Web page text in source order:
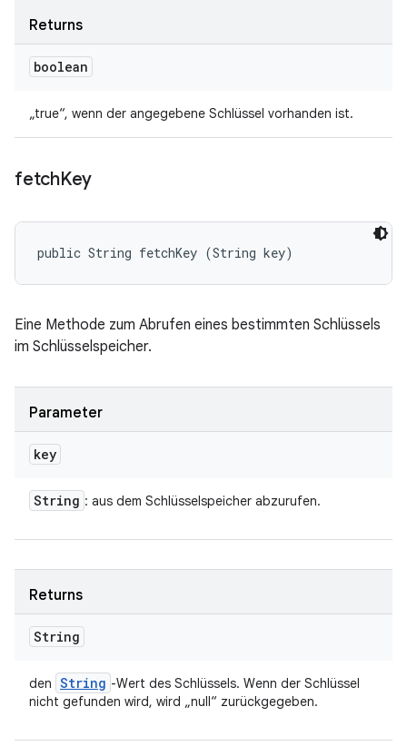
Returns
boolean
„true“, wenn der angegebene Schlüssel vorhanden ist.
fetchKey
public String fetchKey (String key)
Eine Methode zum Abrufen eines bestimmten Schlüssels
im Schlüsselspeicher.
Parameter
key
String : aus dem Schlüsselspeicher abzurufen.
Returns
String
den String -Wert des Schlüssels. Wenn der Schlüssel
nicht gefunden wird, wird „null“ zurückgegeben.